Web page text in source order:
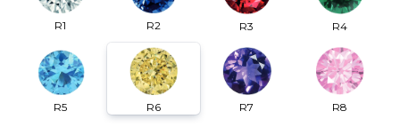
R1 R2 R3 R4
R5 R6 R7 R8